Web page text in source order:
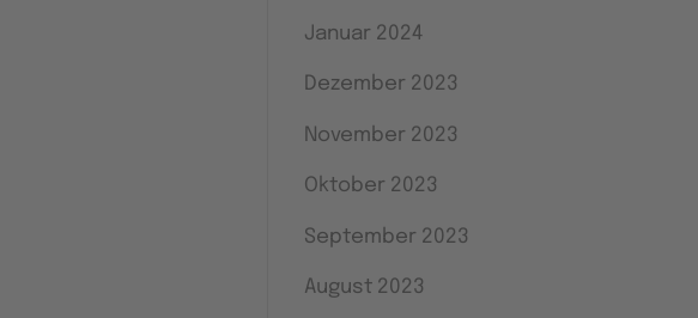
Januar 2024
Dezember 2023
November 2023
Oktober 2023
September 2023
August 2023